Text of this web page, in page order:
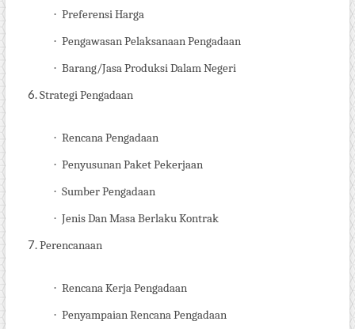
· Preferensi Harga
· Pengawasan Pelaksanaan Pengadaan
· Barang/Jasa Produksi Dalam Negeri
Strategi Pengadaan
· Rencana Pengadaan
· Penyusunan Paket Pekerjaan
· Sumber Pengadaan
· Jenis Dan Masa Berlaku Kontrak
Perencanaan
· Rencana Kerja Pengadaan
· Penyampaian Rencana Pengadaan